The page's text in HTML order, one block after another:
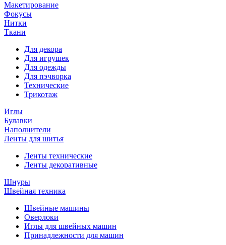
Макетирование
Фокусы
Нитки
Ткани
Для декора
Для игрушек
Для одежды
Для пэчворка
Технические
Трикотаж
Иглы
Булавки
Наполнители
Ленты для шитья
Ленты технические
Ленты декоративные
Шнуры
Швейная техника
Швейные машины
Оверлоки
Иглы для швейных машин
Принадлежности для машин